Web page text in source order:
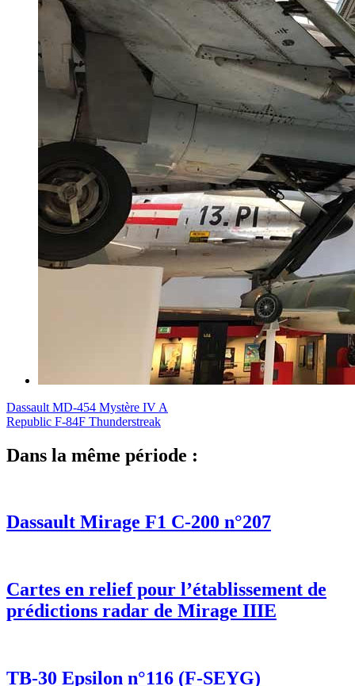
Dassault MD-454 Mystère IV A
Republic F-84F Thunderstreak
Dans la même période :
Dassault Mirage F1 C-200 n°207
Cartes en relief pour l’établissement de
prédictions radar de Mirage IIIE
TB-30 Epsilon n°116 (F-SEYG)